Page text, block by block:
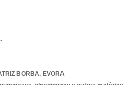
BORBA, EVORA